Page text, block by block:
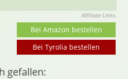
Affiliate Links
Bei Amazon bestellen
Bei Tyrolia bestellen
gefallen: